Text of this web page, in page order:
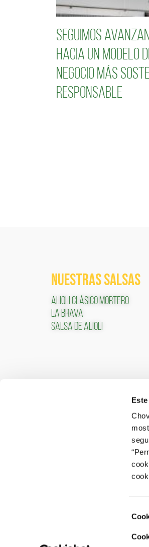
de
Seguimos
hacia un modelo
negocio más
responsable
NUESTRAS SALSAS
ALIOLI CLÁSICO MORTERO
LA BRAVA
SALSA DE ALIOLI
Atención al Consumidor: